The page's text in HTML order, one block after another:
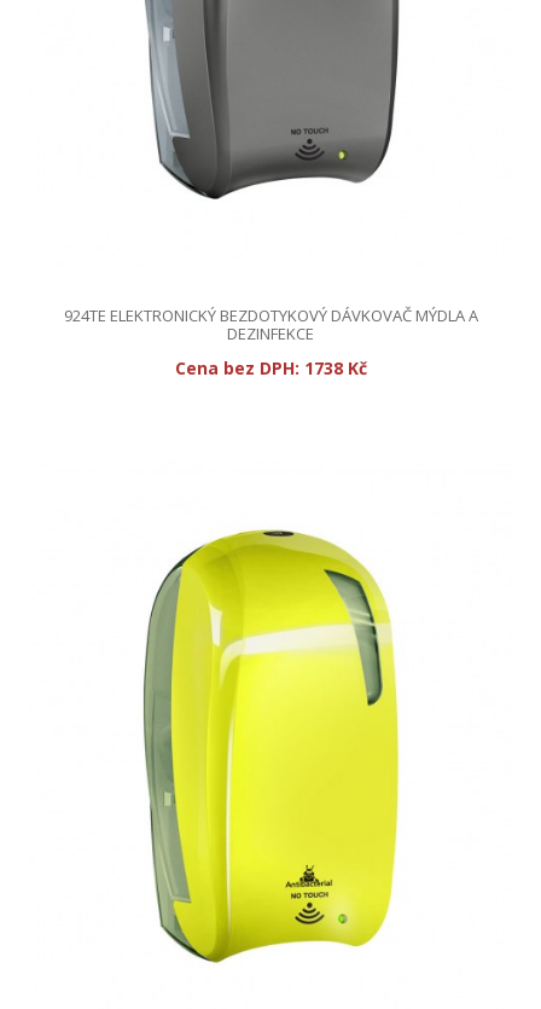
924TE ELEKTRONICKÝ BEZDOTYKOVÝ DÁVKOVAČ MÝDLA A
DEZINFEKCE
Cena bez DPH: 1738 Kč